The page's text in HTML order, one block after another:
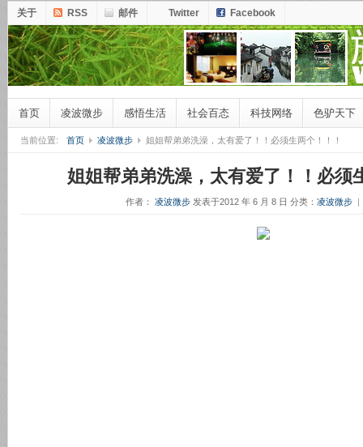
关于 RSS 邮件 Twitter Facebook
首页 凌波微步 感悟生活 社会百态 科技网络 色驴天下
当前位置: 首页 凌波微步 姐姐帮弟弟洗澡，太有爱了！！必须生两个！！！
姐姐帮弟弟洗澡，太有爱了！！必须
作者： 凌波微步 发表于2012 年 6 月 8 日 分类： 凌波微步 |